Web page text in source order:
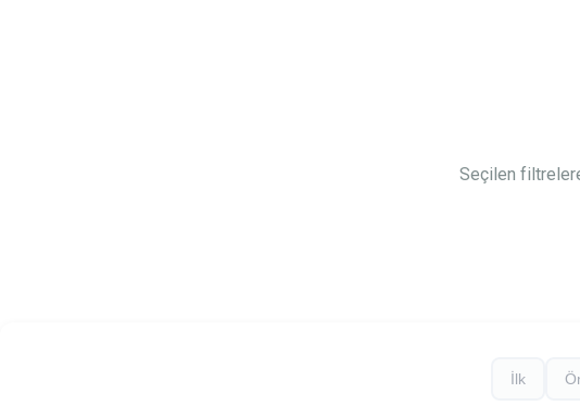
Seçilen
İlk